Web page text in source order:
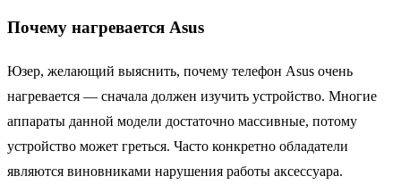
Почему нагревается Asus
Юзер, желающий выяснить, почему телефон Asus очень
нагревается — сначала должен изучить устройство. Многие
аппараты данной модели достаточно массивные, потому
устройство может греться. Часто конкретно обладатели
являются виновниками нарушения работы аксессуара.